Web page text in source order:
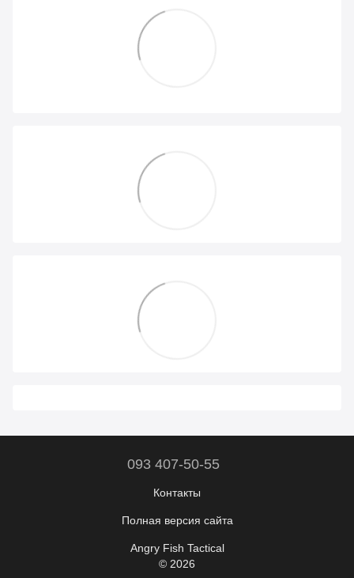
093 407-50-55
Контакты
Полная версия сайта
Angry Fish Tactical
© 2026